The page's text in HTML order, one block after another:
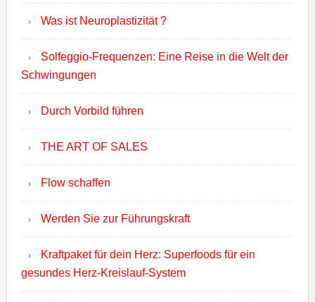
Was ist Neuroplastizität ?
Solfeggio-Frequenzen: Eine Reise in die Welt der
Schwingungen
Durch Vorbild führen
THE ART OF SALES
Flow schaffen
Werden Sie zur Führungskraft
Kraftpaket für dein Herz: Superfoods für ein
gesundes Herz-Kreislauf-System